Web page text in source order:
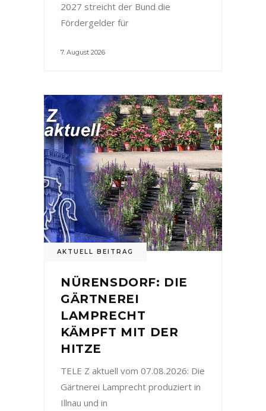
2027 streicht der Bund die
Fördergelder für
7. August 2026
AKTUELL BEITRAG
NÜRENSDORF: DIE
GÄRTNEREI
LAMPRECHT
KÄMPFT MIT DER
HITZE
TELE Z aktuell vom 07.08.2026: Die
Gärtnerei Lamprecht produziert in
Illnau und in